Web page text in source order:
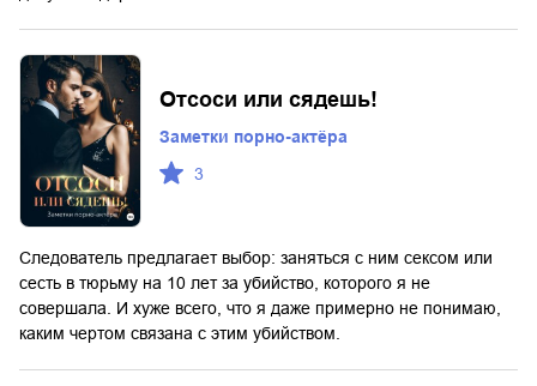
Отсоси или сядешь!
Заметки порно-актёра
3
Следователь предлагает выбор: заняться с ним сексом или
сесть в тюрьму на 10 лет за убийство, которого я не
совершала. И хуже всего, что я даже примерно не понимаю,
каким чертом связана с этим убийством.